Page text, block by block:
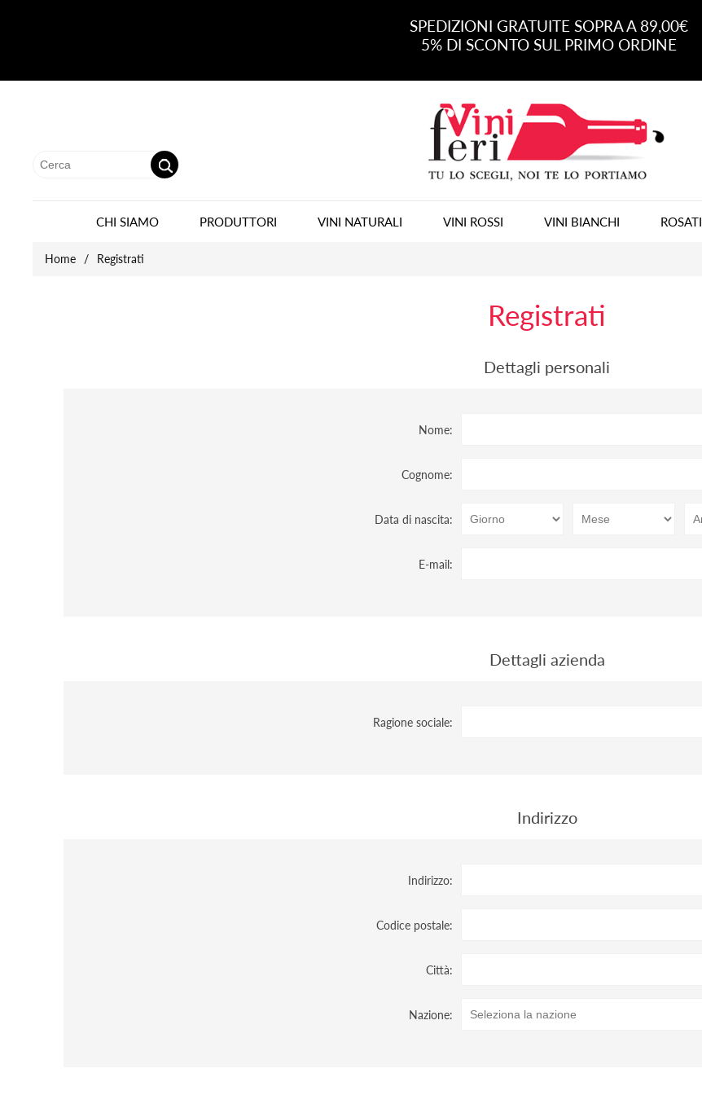
SPEDIZIONI GRATUITE SOPRA A 89,00€
5% DI SCONTO SUL PRIMO ORDINE
CHI SIAMO PRODUTTORI VINI NATURALI VINI ROSSI VINI BIANCHI ROSATI
Home / Registrati
Registrati
Dettagli personali
Nome:
Cognome:
Data di nascita:
E-mail:
Dettagli azienda
Ragione sociale:
Indirizzo
Indirizzo:
Codice postale:
Città:
Nazione: